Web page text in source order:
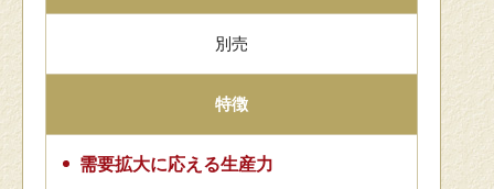
別売
特徴
需要拡大に応える生産力